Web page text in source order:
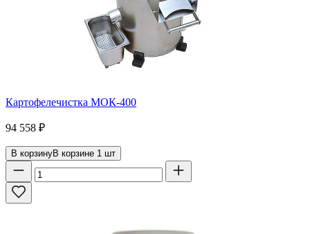
Картофелечистка МОК-400
94 558 ₽
В корзинуВ корзине 1 шт